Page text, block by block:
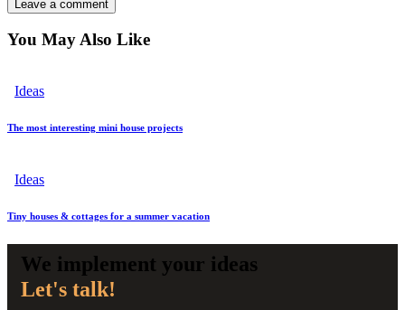
You May Also Like
Ideas
The most interesting mini house projects
Ideas
Tiny houses & cottages for a summer vacation
We implement your ideas​
Let's talk!